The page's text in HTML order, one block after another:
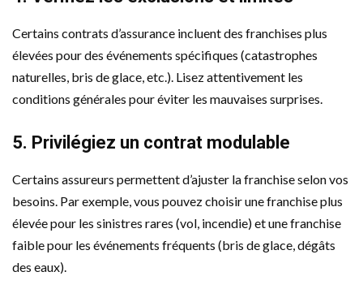
Certains contrats d’assurance incluent des franchises plus
élevées pour des événements spécifiques (catastrophes
naturelles, bris de glace, etc.). Lisez attentivement les
conditions générales pour éviter les mauvaises surprises.
5. Privilégiez un contrat modulable
Certains assureurs permettent d’ajuster la franchise selon vos
besoins. Par exemple, vous pouvez choisir une franchise plus
élevée pour les sinistres rares (vol, incendie) et une franchise
faible pour les événements fréquents (bris de glace, dégâts
des eaux).